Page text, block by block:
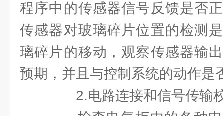
程序中的传感器信号反馈是否
传感器对玻璃碎片位置的检测
璃碎片的移动，观察传感器输
预期，并且与控制系统的动作是
2.电路连接和信号传输